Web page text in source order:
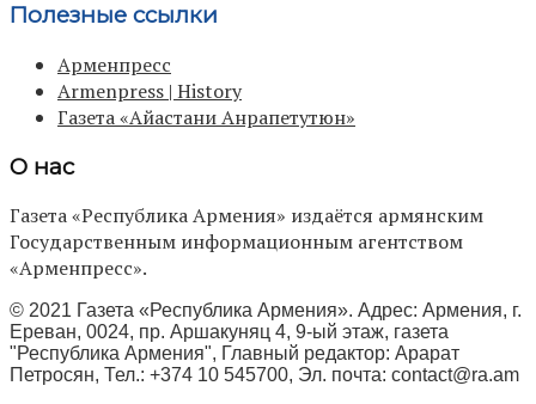
Полезные ссылки
Арменпресс
Armenpress | History
Газета «Айастани Анрапетутюн»
О нас
Газета «Республика Армения» издаётся армянским
Государственным информационным агентством
«Арменпресс».
© 2021 Газета «Республика Армения». Адрес: Армения, г.
Ереван, 0024, пр. Аршакуняц 4, 9-ый этаж, газета
"Республика Армения", Главный редактор: Арарат
Петросян, Тел.: +374 10 545700, Эл. почта: contact@ra.am